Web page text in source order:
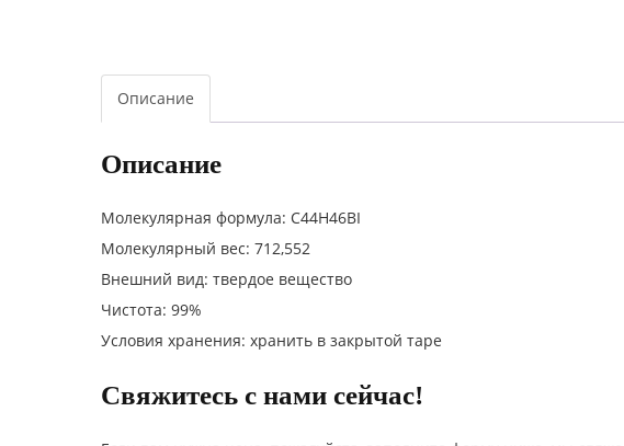
Описание
Описание
Молекулярная формула: C44H46BI
Молекулярный вес: 712,552
Внешний вид: твердое вещество
Чистота: 99%
Условия хранения: хранить в закрытой таре
Свяжитесь с нами сейчас!